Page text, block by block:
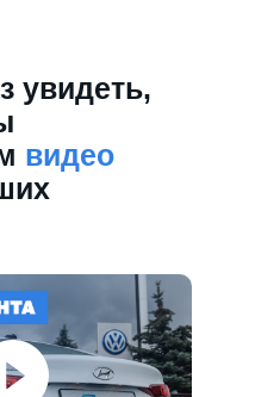
увидеть,
видео